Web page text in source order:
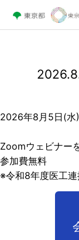
2026年8月5日(水
Zoomウェビナー
参加費無料
※令和8年度医工